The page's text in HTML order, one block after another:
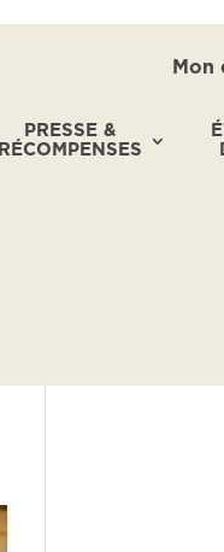
Mon
PRESSE &
RÉCOMPENSES